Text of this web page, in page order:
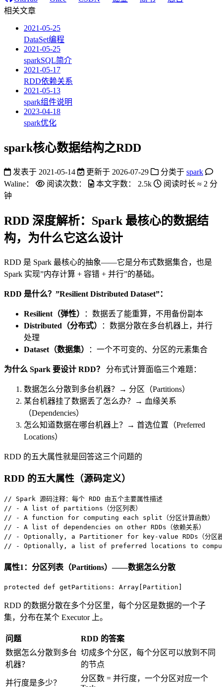
相关文章
2021-05-25
DataSet编程
2021-05-25
sparkSQL简介
2021-05-17
RDD依赖关系
2021-05-13
spark组件说明
2023-04-18
spark优化
spark核心数据结构之RDD
发表于 2021-05-14 更新于 2026-07-29 分类于 spark
Waline：
阅读次数： 本文字数： 2.5k 阅读时长 ≈ 2 分
钟
RDD 深度解析：Spark 最核心的数据结
构，为什么它这么设计
RDD 是 Spark 最核心的抽象——它是分布式数据集合，也是
Spark 实现”内存计算 + 容错 + 并行”的基础。
RDD 是什么？”Resilient Distributed Dataset”：
Resilient（弹性）
：数据丢了能重算，不用备份副本
Distributed（分布式）
：数据分散在多台机器上，并行
处理
Dataset（数据集）
：一个不可变的、分区的元素集合
为什么 Spark 要设计 RDD？ 分布式计算面临三个难题：
数据怎么分散到多台机器？→ 分区（Partitions）
某台机器挂了数据丢了怎么办？→ 血缘关系
（Dependencies）
怎么知道数据在哪台机器上？→ 首选位置（Preferred
Locations）
RDD 的五大属性就是回答这三个问题的
RDD 的五大属性（源码定义）
// Spark 源码注释：每个 RDD 由五个主要属性描述
// - A list of partitions（分区列表）
// - A function for computing each split（分区计算函数）
// - A list of dependencies on other RDDs（依赖关系）
// - Optionally, a Partitioner for key-value RDDs（分区
// - Optionally, a list of preferred locations to compute
属性1：分区列表（Partitions）——数据怎么分散
protected def getPartitions : Array [ Partition ]
RDD 的数据分散在多个分区里，每个分区是数据的一个子
集，分布在某个 Executor 上。
问题
RDD 的答案
数据怎么分散到多台
机器？
切成多个分区，每个分区可以放到不同
的节点
并行度是多少？
分区数 = 并行度，一个分区对应一个